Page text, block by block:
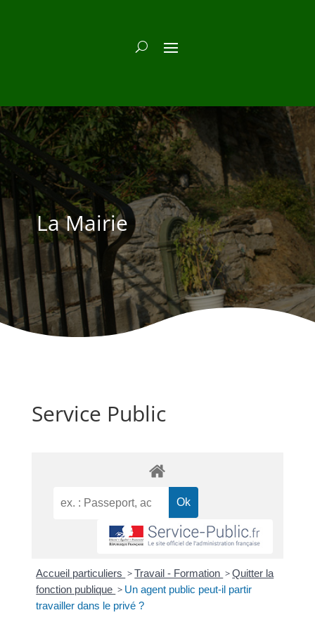
La Mairie
Service Public
Accueil particuliers >Travail - Formation >Quitter la
fonction publique > Un agent public peut-il partir
travailler dans le privé ?